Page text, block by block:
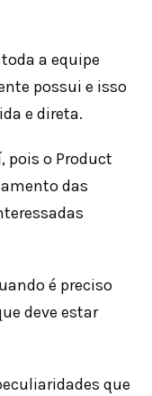
a equipe
possui e isso
e direta.
pois o Product
das
é preciso
deve estar
que